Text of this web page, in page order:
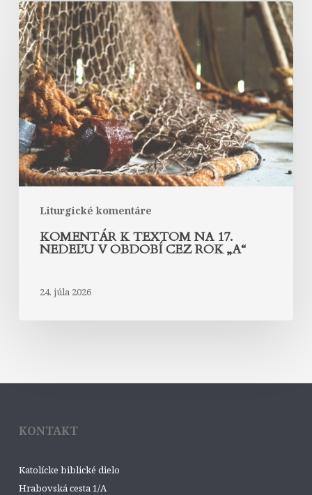
Liturgické komentáre
Komentár
k
textom
na
17.
nedeľu
v
období
cez
rok
„A“
KOMENTÁR K TEXTOM NA 17.
NEDEĽU V OBDOBÍ CEZ ROK „A“
24. júla 2026
KONTAKT
Katolícke biblické dielo
Hrabovská cesta 1/A